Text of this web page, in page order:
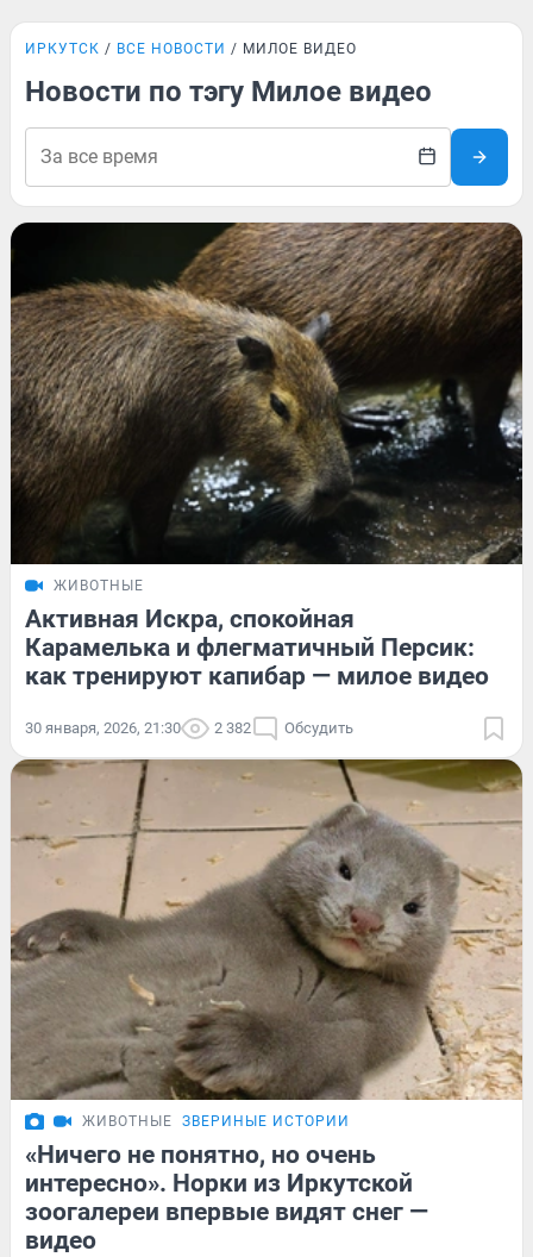
ИРКУТСК ВСЕ НОВОСТИ МИЛОЕ ВИДЕО
Новости по тэгу Милое видео
ЖИВОТНЫЕ
Активная Искра, спокойная
Карамелька и флегматичный Персик:
как тренируют капибар — милое видео
30 января, 2026, 21:30 2 382 Обсудить
ЖИВОТНЫЕ ЗВЕРИНЫЕ ИСТОРИИ
«Ничего не понятно, но очень
интересно». Норки из Иркутской
зоогалереи впервые видят снег —
видео